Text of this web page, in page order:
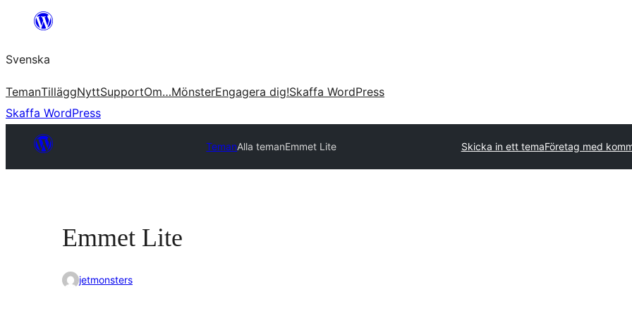
Hoppa
innehåll
Svenska
TemanTilläggNyttSupportOm…MönsterEngagera dig!Skaffa WordPress
Skaffa WordPress
TemanAlla temanEmmet Lite Skicka in ett temaFöretag med
Emmet Lite
jetmonsters